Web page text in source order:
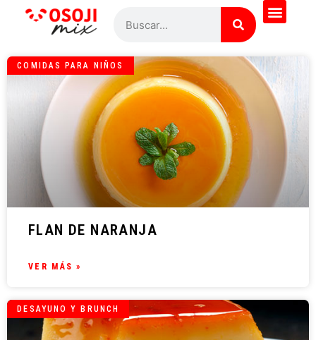
COMIDAS PARA NIÑOS
FLAN DE NARANJA
VER MÁS »
DESAYUNO Y BRUNCH